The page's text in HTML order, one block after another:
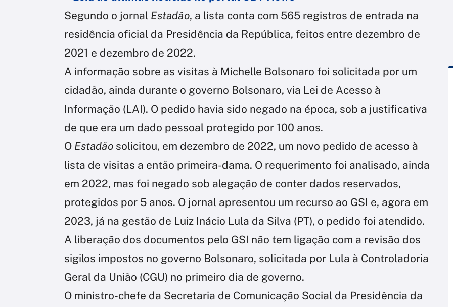
Segundo o jornal Estadão, a lista conta com 565 registros de entrada na
residência oficial da Presidência da República, feitos entre dezembro de
2021 e dezembro de 2022.
A informação sobre as visitas à Michelle Bolsonaro foi solicitada por um
cidadão, ainda durante o governo Bolsonaro, via Lei de Acesso à
Informação (LAI). O pedido havia sido negado na época, sob a justificativa
de que era um dado pessoal protegido por 100 anos.
O Estadão solicitou, em dezembro de 2022, um novo pedido de acesso à
lista de visitas a então primeira-dama. O requerimento foi analisado, ainda
em 2022, mas foi negado sob alegação de conter dados reservados,
protegidos por 5 anos. O jornal apresentou um recurso ao GSI e, agora em
2023, já na gestão de Luiz Inácio Lula da Silva (PT), o pedido foi atendido.
A liberação dos documentos pelo GSI não tem ligação com a revisão dos
sigilos impostos no governo Bolsonaro, solicitada por Lula à Controladoria
Geral da União (CGU) no primeiro dia de governo.
O ministro-chefe da Secretaria de Comunicação Social da Presidência da